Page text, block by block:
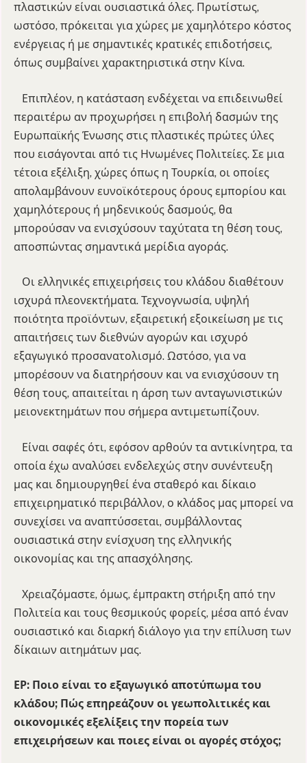
πλαστικών είναι ουσιαστικά όλες. Πρωτίστως,
ωστόσο, πρόκειται για χώρες με χαμηλότερο κόστος
ενέργειας ή με σημαντικές κρατικές επιδοτήσεις,
όπως συμβαίνει χαρακτηριστικά στην Κίνα.
Επιπλέον, η κατάσταση ενδέχεται να επιδεινωθεί
περαιτέρω αν προχωρήσει η επιβολή δασμών της
Ευρωπαϊκής Ένωσης στις πλαστικές πρώτες ύλες
που εισάγονται από τις Ηνωμένες Πολιτείες. Σε μια
τέτοια εξέλιξη, χώρες όπως η Τουρκία, οι οποίες
απολαμβάνουν ευνοϊκότερους όρους εμπορίου και
χαμηλότερους ή μηδενικούς δασμούς, θα
μπορούσαν να ενισχύσουν ταχύτατα τη θέση τους,
αποσπώντας σημαντικά μερίδια αγοράς.
Οι ελληνικές επιχειρήσεις του κλάδου διαθέτουν
ισχυρά πλεονεκτήματα. Τεχνογνωσία, υψηλή
ποιότητα προϊόντων, εξαιρετική εξοικείωση με τις
απαιτήσεις των διεθνών αγορών και ισχυρό
εξαγωγικό προσανατολισμό. Ωστόσο, για να
μπορέσουν να διατηρήσουν και να ενισχύσουν τη
θέση τους, απαιτείται η άρση των ανταγωνιστικών
μειονεκτημάτων που σήμερα αντιμετωπίζουν.
Είναι σαφές ότι, εφόσον αρθούν τα αντικίνητρα, τα
οποία έχω αναλύσει ενδελεχώς στην συνέντευξη
μας και δημιουργηθεί ένα σταθερό και δίκαιο
επιχειρηματικό περιβάλλον, ο κλάδος μας μπορεί να
συνεχίσει να αναπτύσσεται, συμβάλλοντας
ουσιαστικά στην ενίσχυση της ελληνικής
οικονομίας και της απασχόλησης.
Χρειαζόμαστε, όμως, έμπρακτη στήριξη από την
Πολιτεία και τους θεσμικούς φορείς, μέσα από έναν
ουσιαστικό και διαρκή διάλογο για την επίλυση των
δίκαιων αιτημάτων μας.
ΕΡ: Ποιο είναι το εξαγωγικό αποτύπωμα του
κλάδου; Πώς επηρεάζουν οι γεωπολιτικές και
οικονομικές εξελίξεις την πορεία των
επιχειρήσεων και ποιες είναι οι αγορές στόχος;